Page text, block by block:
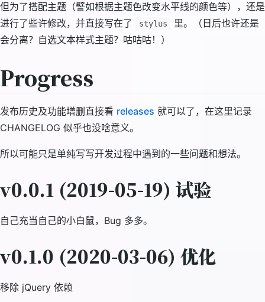
但为了搭配主题（譬如根据主题色改变水平线的颜色等），还是
进行了些许修改，并直接写在了
stylus
里。（日后也许还是
会分离？自选文本样式主题？咕咕咕！）
Progress
发布历史及功能增删直接看 releases 就可以了，在这里记录
CHANGELOG 似乎也没啥意义。
所以可能只是单纯写写开发过程中遇到的一些问题和想法。
v0.0.1 (2019-05-19) 试验
自己充当自己的小白鼠，Bug 多多。
v0.1.0 (2020-03-06) 优化
移除 jQuery 依赖